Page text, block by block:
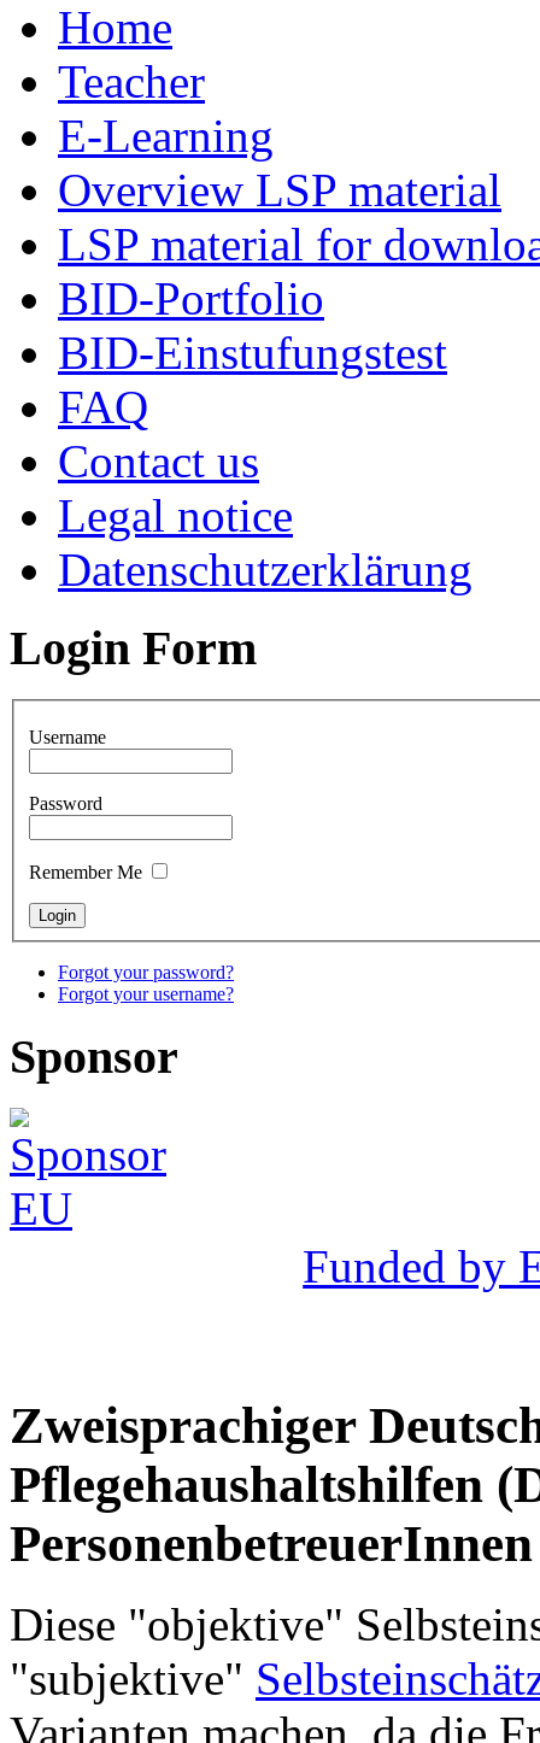
Home
Teacher
E-Learning
Overview LSP material
LSP material for
BID-Portfolio
BID-Einstufungstest
FAQ
Contact us
Legal notice
Datenschutzerklärung
Login Form
Username
Password
Remember Me
Forgot your password?
Forgot your username?
Sponsor
Funded by
Zweisprachiger
Pflegehaushaltshilfen
Diese "objektive"
"subjektive"
Varianten machen, da die